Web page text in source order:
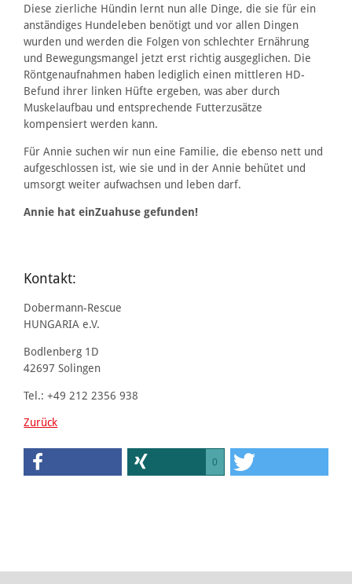
Diese zierliche Hündin lernt nun alle Dinge, die sie für ein
anständiges Hundeleben benötigt und vor allen Dingen
wurden und werden die Folgen von schlechter Ernährung
und Bewegungsmangel jetzt erst richtig ausgeglichen. Die
Röntgenaufnahmen haben lediglich einen mittleren HD-
Befund ihrer linken Hüfte ergeben, was aber durch
Muskelaufbau und entsprechende Futterzusätze
kompensiert werden kann.
Für Annie suchen wir nun eine Familie, die ebenso nett und
aufgeschlossen ist, wie sie und in der Annie behütet und
umsorgt weiter aufwachsen und leben darf.
Annie hat einZuahuse gefunden!
Kontakt:
Dobermann-Rescue
HUNGARIA e.V.
Bodlenberg 1D
42697 Solingen
Tel.: +49 212 2356 938
Zurück
0